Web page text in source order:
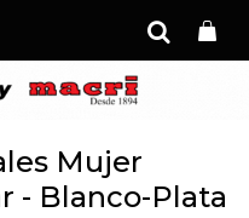
Mujer
- Blanco-Plata